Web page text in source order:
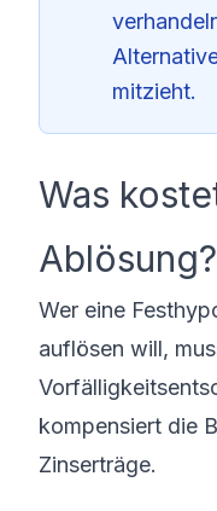
mitzieht.
Was
Ablösung?
Wer eine
auflösen will,
kompensiert die
Zinserträge.